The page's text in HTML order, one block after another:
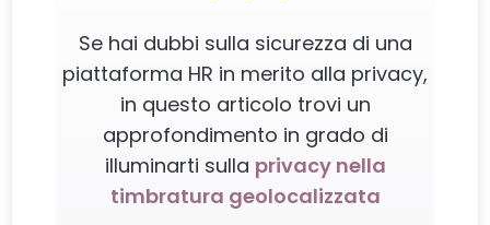
Se hai dubbi sulla sicurezza di una
piattaforma HR in merito alla privacy,
in questo articolo trovi un
approfondimento in grado di
illuminarti sulla privacy nella
timbratura geolocalizzata